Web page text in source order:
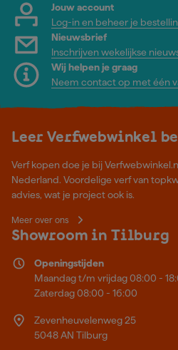
Jouw account
Log-in en beheer je
Nieuwsbrief
Inschrijven wekelijkse
Wij helpen je graag
Neem contact op met één
Leer Verfwebwinkel
Verf kopen doe je bij
Nederland. Voordelige verf van
advies, wat je project ook is.
Meer over ons
Showroom in Tilburg
Openingstijden
Maandag t/m vrijdag 08:00 -
Zaterdag 08:00 - 16:00
Zevenheuvelenweg 25
5048 AN Tilburg